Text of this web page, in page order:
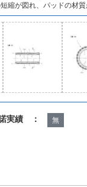
縮が図れ、パッドの材
実績 ： 無